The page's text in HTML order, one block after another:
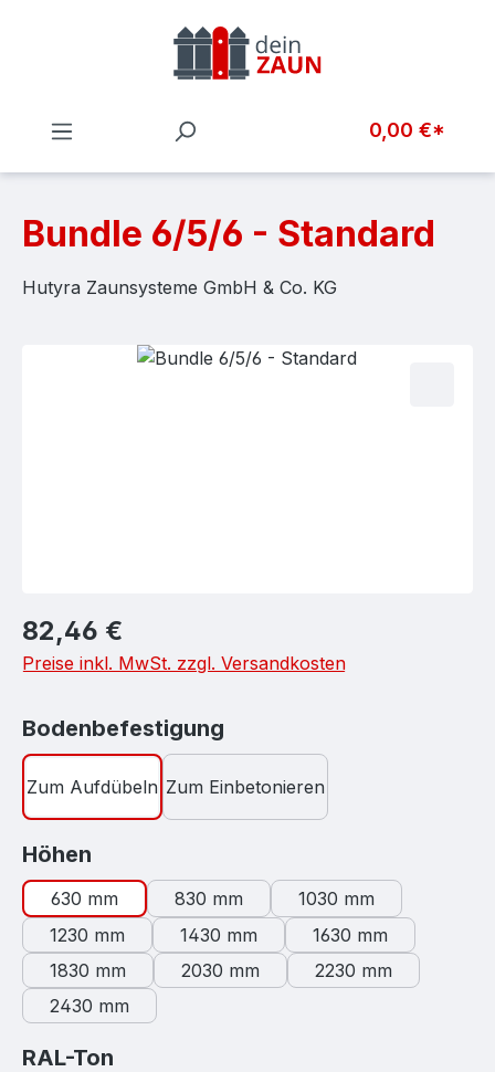
Zum Hauptinhalt springen
0,00 €*
Bundle 6/5/6 - Standard
Hutyra Zaunsysteme GmbH & Co. KG
Bildergalerie überspringen
Regulärer Preis:
82,46 €
Preise inkl. MwSt. zzgl. Versandkosten
Bodenbefestigung
Zum Aufdübeln Zum Einbetonieren
Höhen
630 mm 830 mm
1030 mm
1230 mm
1430 mm
1630 mm
1830 mm
2030 mm
2230 mm
2430 mm
RAL-Ton